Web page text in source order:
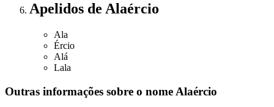
Apelidos de Alaércio
Ala
Ércio
Alá
Lala
Outras informações sobre o nome Alaércio